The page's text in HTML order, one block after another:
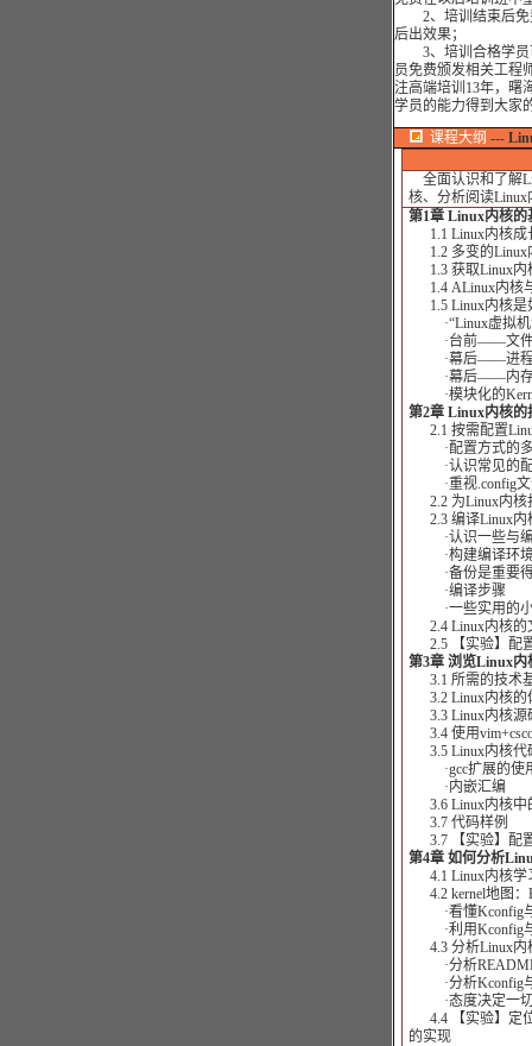
2、培训结束后免
后出效果；
3、培训合格学员
员免费颁发相关工程
注高端培训13年，曙
学员的能力得到大家
课程大纲 ---
全面认识和了解
核、分析阅读
第1章 Linux内核的
1.1 Linux内核成
1.2 多变的Linux
1.3 获取Linux内
1.4 ALinux内核
1.5 Linux内核是
·“Linux虚拟机
·台前——文件
·幕后——进程
·幕后——内存
·模块化的
第2章 Linux内核的
2.1 按需配置
·配置方式的多
·认识常见的配
·重视.config文
2.2 为Linux内核
2.3 编译Linux内
·认识一些与编
·构建编译环
·备份是重要
·编译步骤
·一些实用的小
2.4 Linux内核的
2.5 【实验】配
第3章 浏览Linux内
3.1 所需的技术
3.2 Linux内核的
3.3 Linux内核源
3.4 使用
3.5 Linux内核代
·gcc扩展的使
·内嵌汇编
3.6 Linux内核中
3.7 代码样例
3.7 【实验】配
第4章 如何分析
4.1 Linux内核学
4.2 kernel地图：
·看懂Kconfig与
·利用Kconfig与
4.3 分析Linux内
·分析
·分析Kconfig与
·态度决定一切
4.4 【实验】定
的实现